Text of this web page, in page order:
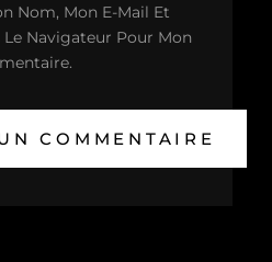
Nom, Mon E-Mail Et
Le Navigateur Pour Mon